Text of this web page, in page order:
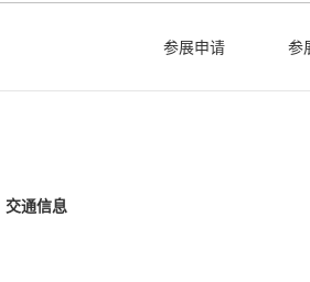
参展申请 参
交通信息